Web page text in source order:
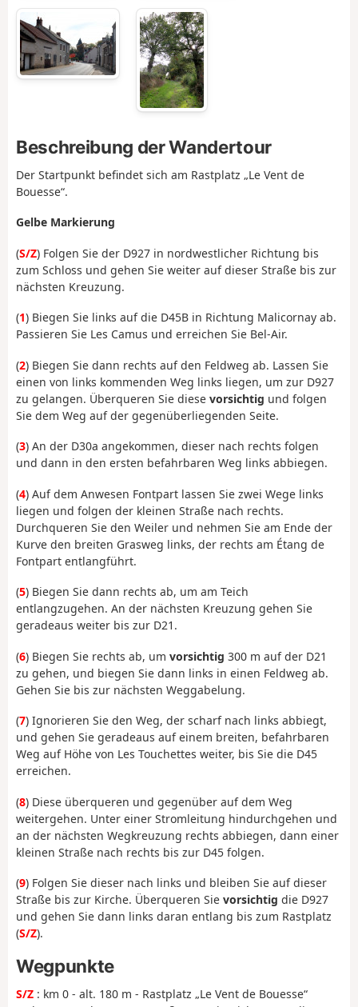
Beschreibung der Wandertour
Der Startpunkt befindet sich am Rastplatz „Le Vent de
Bouesse“.
Gelbe Markierung
(S/Z) Folgen Sie der D927 in nordwestlicher Richtung bis
zum Schloss und gehen Sie weiter auf dieser Straße bis zur
nächsten Kreuzung.
(1) Biegen Sie links auf die D45B in Richtung Malicornay ab.
Passieren Sie Les Camus und erreichen Sie Bel-Air.
(2) Biegen Sie dann rechts auf den Feldweg ab. Lassen Sie
einen von links kommenden Weg links liegen, um zur D927
zu gelangen. Überqueren Sie diese vorsichtig und folgen
Sie dem Weg auf der gegenüberliegenden Seite.
(3) An der D30a angekommen, dieser nach rechts folgen
und dann in den ersten befahrbaren Weg links abbiegen.
(4) Auf dem Anwesen Fontpart lassen Sie zwei Wege links
liegen und folgen der kleinen Straße nach rechts.
Durchqueren Sie den Weiler und nehmen Sie am Ende der
Kurve den breiten Grasweg links, der rechts am Étang de
Fontpart entlangführt.
(5) Biegen Sie dann rechts ab, um am Teich
entlangzugehen. An der nächsten Kreuzung gehen Sie
geradeaus weiter bis zur D21.
(6) Biegen Sie rechts ab, um vorsichtig 300 m auf der D21
zu gehen, und biegen Sie dann links in einen Feldweg ab.
Gehen Sie bis zur nächsten Weggabelung.
(7) Ignorieren Sie den Weg, der scharf nach links abbiegt,
und gehen Sie geradeaus auf einem breiten, befahrbaren
Weg auf Höhe von Les Touchettes weiter, bis Sie die D45
erreichen.
(8) Diese überqueren und gegenüber auf dem Weg
weitergehen. Unter einer Stromleitung hindurchgehen und
an der nächsten Wegkreuzung rechts abbiegen, dann einer
kleinen Straße nach rechts bis zur D45 folgen.
(9) Folgen Sie dieser nach links und bleiben Sie auf dieser
Straße bis zur Kirche. Überqueren Sie vorsichtig die D927
und gehen Sie dann links daran entlang bis zum Rastplatz
(S/Z).
Wegpunkte
S/Z : km 0 - alt. 180 m - Rastplatz „Le Vent de Bouesse“